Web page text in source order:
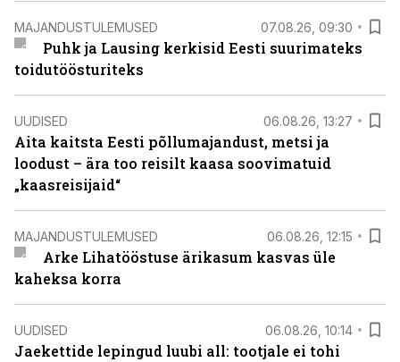
MAJANDUSTULEMUSED 07.08.26, 09:30
Puhk ja Lausing kerkisid Eesti suurimateks
toidutöösturiteks
UUDISED 06.08.26, 13:27
Aita kaitsta Eesti põllumajandust, metsi ja
loodust – ära too reisilt kaasa soovimatuid
„kaasreisijaid“
MAJANDUSTULEMUSED 06.08.26, 12:15
Arke Lihatööstuse ärikasum kasvas üle
kaheksa korra
UUDISED 06.08.26, 10:14
Jaekettide lepingud luubi all: tootjale ei tohi